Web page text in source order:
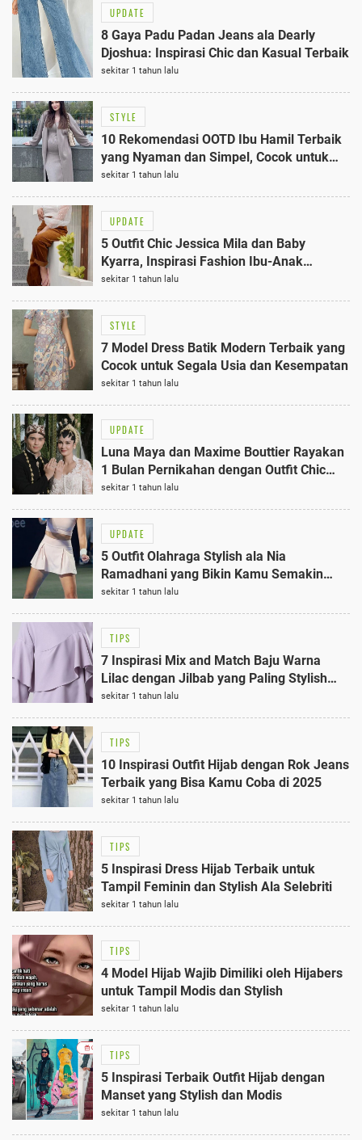
UPDATE
8 Gaya Padu Padan Jeans ala Dearly
Djoshua: Inspirasi Chic dan Kasual Terbaik
sekitar 1 tahun lalu
STYLE
10 Rekomendasi OOTD Ibu Hamil Terbaik
yang Nyaman dan Simpel, Cocok untuk
Aktivitas Sehari-hari
sekitar 1 tahun lalu
UPDATE
5 Outfit Chic Jessica Mila dan Baby
Kyarra, Inspirasi Fashion Ibu-Anak
Terbaik
sekitar 1 tahun lalu
STYLE
7 Model Dress Batik Modern Terbaik yang
Cocok untuk Segala Usia dan Kesempatan
sekitar 1 tahun lalu
UPDATE
Luna Maya dan Maxime Bouttier Rayakan
1 Bulan Pernikahan dengan Outfit Chic
dan Kasual Terbaik
sekitar 1 tahun lalu
UPDATE
5 Outfit Olahraga Stylish ala Nia
Ramadhani yang Bikin Kamu Semakin
Bersemangat Bergerak
sekitar 1 tahun lalu
TIPS
7 Inspirasi Mix and Match Baju Warna
Lilac dengan Jilbab yang Paling Stylish
dan Cocok untuk Segala Acara
sekitar 1 tahun lalu
TIPS
10 Inspirasi Outfit Hijab dengan Rok Jeans
Terbaik yang Bisa Kamu Coba di 2025
sekitar 1 tahun lalu
TIPS
5 Inspirasi Dress Hijab Terbaik untuk
Tampil Feminin dan Stylish Ala Selebriti
sekitar 1 tahun lalu
TIPS
4 Model Hijab Wajib Dimiliki oleh Hijabers
untuk Tampil Modis dan Stylish
sekitar 1 tahun lalu
TIPS
5 Inspirasi Terbaik Outfit Hijab dengan
Manset yang Stylish dan Modis
sekitar 1 tahun lalu